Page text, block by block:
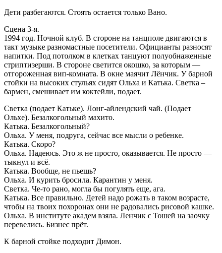
Дети разбегаются. Стоять остается только Вано.
Сцена 3-я.
1994 год. Ночной клуб. В стороне на танцполе двигаются в
такт музыке разномастные посетители. Официанты разносят
напитки. Под потолком в клетках танцуют полуобнаженные
стриптизерши. В стороне светится окошко, за которым —
отгороженная вип-комната. В окне маячит Лёнчик. У барной
стойки на высоких стульях сидят Ольха и Катька. Светка –
бармен, смешивает им коктейли, подает.
Светка (подает Катьке). Лонг-айлендский чай. (Подает
Ольхе). Безалкогольный махито.
Катька. Безалкогольный?
Ольха. У меня, подруга, сейчас все мысли о ребенке.
Катька. Скоро?
Ольха. Надеюсь. Это ж не просто, оказывается. Не просто —
тыкнул и всё.
Катька. Вообще, не пьешь?
Ольха. И курить бросила. Карантин у меня.
Светка. Че-то рано, могла бы погулять еще, ага.
Катька. Все правильно. Детей надо рожать в таком возрасте,
чтобы на твоих похоронах они не радовались рисовой кашке.
Ольха. В институте академ взяла. Ленчик с Тошей на заочку
перевелись. Бизнес прёт.
К барной стойке подходит Димон.